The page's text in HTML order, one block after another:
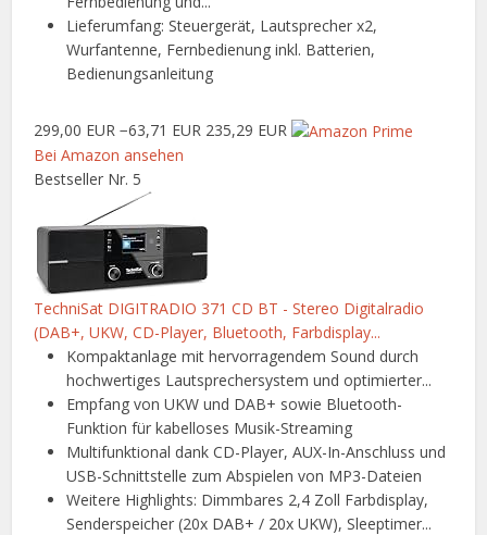
Lieferumfang: Steuergerät, Lautsprecher x2,
Wurfantenne, Fernbedienung inkl. Batterien,
Bedienungsanleitung
299,00 EUR −63,71 EUR 235,29 EUR
Bei Amazon ansehen
Bestseller Nr. 5
TechniSat DIGITRADIO 371 CD BT - Stereo Digitalradio
(DAB+, UKW, CD-Player, Bluetooth, Farbdisplay...
Kompaktanlage mit hervorragendem Sound durch
hochwertiges Lautsprechersystem und optimierter...
Empfang von UKW und DAB+ sowie Bluetooth-
Funktion für kabelloses Musik-Streaming
Multifunktional dank CD-Player, AUX-In-Anschluss und
USB-Schnittstelle zum Abspielen von MP3-Dateien
Weitere Highlights: Dimmbares 2,4 Zoll Farbdisplay,
Senderspeicher (20x DAB+ / 20x UKW), Sleeptimer...